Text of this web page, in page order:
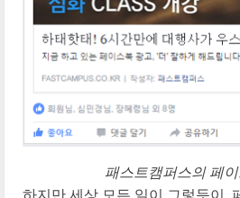
패스트캠퍼스의 페
하지만 세상 모든 일이 그렇듯이,